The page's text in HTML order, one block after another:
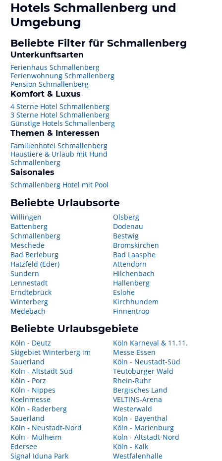
Hotels Schmallenberg und
Umgebung
Beliebte Filter für Schmallenberg
Unterkunftsarten
Ferienhaus Schmallenberg
Ferienwohnung Schmallenberg
Pension Schmallenberg
Komfort & Luxus
4 Sterne Hotel Schmallenberg
3 Sterne Hotel Schmallenberg
Günstige Hotels Schmallenberg
Themen & Interessen
Familienhotel Schmallenberg
Haustiere & Urlaub mit Hund
Schmallenberg
Saisonales
Schmallenberg Hotel mit Pool
Beliebte Urlaubsorte
Willingen
Battenberg
Schmallenberg
Meschede
Bad Berleburg
Hatzfeld (Eder)
Sundern
Lennestadt
Erndtebrück
Winterberg
Medebach
Olsberg
Dodenau
Bestwig
Bromskirchen
Bad Laasphe
Attendorn
Hilchenbach
Hallenberg
Eslohe
Kirchhundem
Finnentrop
Beliebte Urlaubsgebiete
Köln - Deutz
Skigebiet Winterberg im
Sauerland
Köln - Altstadt-Süd
Köln - Porz
Köln - Nippes
Koelnmesse
Köln - Raderberg
Sauerland
Köln - Neustadt-Nord
Köln - Mülheim
Edersee
Signal Iduna Park
Köln Karneval & 11.11.
Messe Essen
Köln - Neustadt-Süd
Teutoburger Wald
Rhein-Ruhr
Bergisches Land
VELTINS-Arena
Westerwald
Köln - Bayenthal
Köln - Marienburg
Köln - Altstadt-Nord
Köln - Kalk
Westfalenhalle